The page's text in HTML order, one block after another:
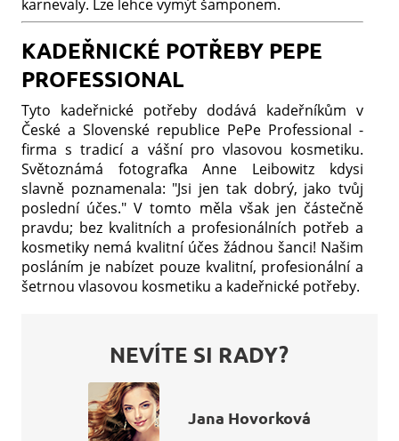
karnevaly. Lze lehce vymýt šamponem.
KADEŘNICKÉ POTŘEBY PEPE
PROFESSIONAL
Tyto kadeřnické potřeby dodává kadeřníkům v
České a Slovenské republice PePe Professional -
firma s tradicí a vášní pro vlasovou kosmetiku.
Světoznámá fotografka Anne Leibowitz kdysi
slavně poznamenala: "Jsi jen tak dobrý, jako tvůj
poslední účes." V tomto měla však jen částečně
pravdu; bez kvalitních a profesionálních potřeb a
kosmetiky nemá kvalitní účes žádnou šanci! Našim
posláním je nabízet pouze kvalitní, profesionální a
šetrnou vlasovou kosmetiku a kadeřnické potřeby.
NEVÍTE SI RADY?
Jana Hovorková